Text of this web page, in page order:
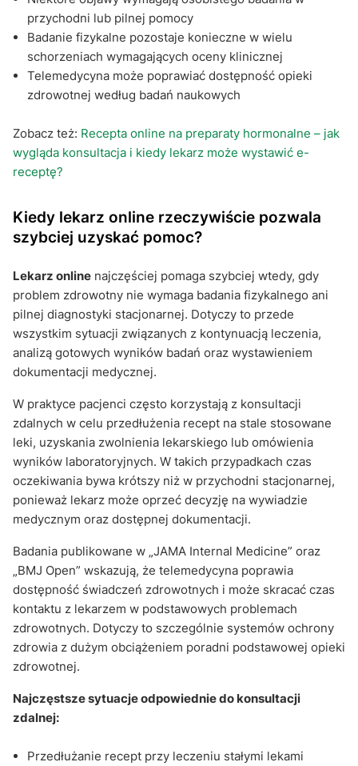
przychodni lub pilnej pomocy
Badanie fizykalne pozostaje konieczne w wielu
schorzeniach wymagających oceny klinicznej
Telemedycyna może poprawiać dostępność opieki
zdrowotnej według badań naukowych
Zobacz też: Recepta online na preparaty hormonalne – jak
wygląda konsultacja i kiedy lekarz może wystawić e-
receptę?
Kiedy lekarz online rzeczywiście pozwala
szybciej uzyskać pomoc?
Lekarz online najczęściej pomaga szybciej wtedy, gdy
problem zdrowotny nie wymaga badania fizykalnego ani
pilnej diagnostyki stacjonarnej. Dotyczy to przede
wszystkim sytuacji związanych z kontynuacją leczenia,
analizą gotowych wyników badań oraz wystawieniem
dokumentacji medycznej.
W praktyce pacjenci często korzystają z konsultacji
zdalnych w celu przedłużenia recept na stale stosowane
leki, uzyskania zwolnienia lekarskiego lub omówienia
wyników laboratoryjnych. W takich przypadkach czas
oczekiwania bywa krótszy niż w przychodni stacjonarnej,
ponieważ lekarz może oprzeć decyzję na wywiadzie
medycznym oraz dostępnej dokumentacji.
Badania publikowane w „JAMA Internal Medicine” oraz
„BMJ Open” wskazują, że telemedycyna poprawia
dostępność świadczeń zdrowotnych i może skracać czas
kontaktu z lekarzem w podstawowych problemach
zdrowotnych. Dotyczy to szczególnie systemów ochrony
zdrowia z dużym obciążeniem poradni podstawowej opieki
zdrowotnej.
Najczęstsze sytuacje odpowiednie do konsultacji
zdalnej:
Przedłużanie recept przy leczeniu stałymi lekami